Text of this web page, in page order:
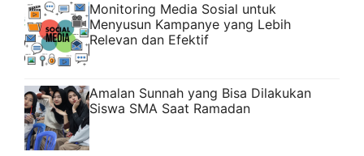
Monitoring Media Sosial untuk
Menyusun Kampanye yang Lebih
Relevan dan Efektif
Amalan Sunnah yang Bisa Dilakukan
Siswa SMA Saat Ramadan